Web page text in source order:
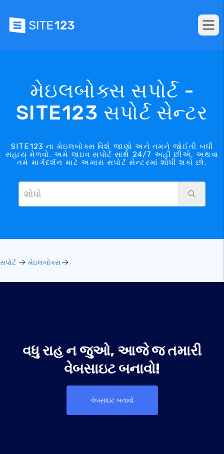
મેઇલબોક્સ સપોર્ટ -
SITE123 સપોર્ટ સેન્ટર
SITE123 ના મેઇલબોક્સ વિશે જાણો અને તમને જોઈતી બધી
સહાય મેળવો. અમે લાઇવ સપોર્ટ સાથે 24/7 અહીં છીએ, અથવા
તમે માર્ગદર્શન માટે અમારા સપોર્ટ સેન્ટરમાં શોધી શકો છો.
સપોર્ટ મેઇલબોક્સ
વધુ રાહ ન જુઓ, આજે જ તમારી
વેબસાઇટ બનાવો!
વેબસાઇટ બનાવો